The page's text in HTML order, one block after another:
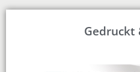
Gedruckt